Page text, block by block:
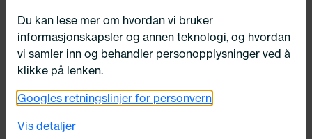
225/60X18 Michelin X-ICE NORTH 4
SUV 104T
Du kan lese mer om hvordan vi bruker
informasjonskapsler og annen teknologi, og hvordan
vi samler inn og behandler personopplysninger ved å
klikke på lenken.
Googles retningslinjer for personvern
Vis detaljer